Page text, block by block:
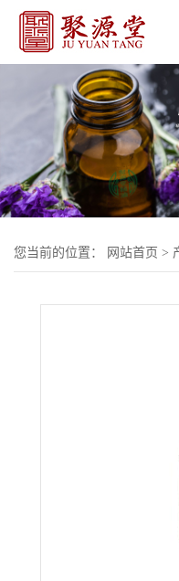
您当前的位置： 网站首页 >